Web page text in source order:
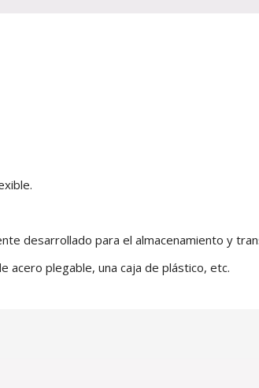
desarrollado para el almacenamiento y
acero plegable, una caja de plástico, etc.